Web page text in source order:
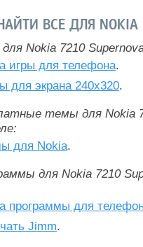
ВСЕ ДЛЯ NOKIA
Nokia 7210
игры для телефона.
для экрана 240x320.
темы для Nokia
для Nokia.
для Nokia 7210
программы для
Jimm.